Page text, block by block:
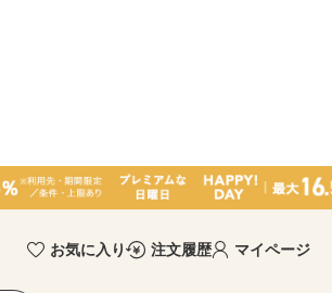
お気に入り 注文履歴 マイページ